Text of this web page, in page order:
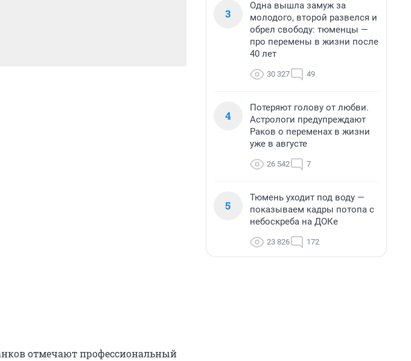
отмечают профессиональный
3
Одна вышла замуж за
молодого, второй развелся и
обрел свободу: тюменцы —
про перемены в жизни после
40 лет
30 327 49
4
Потеряют голову от любви.
Астрологи предупреждают
Раков о переменах в жизни
уже в августе
26 542 7
5
Тюмень уходит под воду —
показываем кадры потопа с
небоскреба на ДОКе
23 826 172